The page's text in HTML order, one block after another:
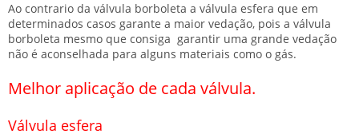
Ao contrario da válvula borboleta a válvula esfera que em
determinados casos garante a maior vedação, pois a válvula
borboleta mesmo que consiga garantir uma grande vedação
não é aconselhada para alguns materiais como o gás.
Melhor aplicação de cada válvula.
Válvula esfera